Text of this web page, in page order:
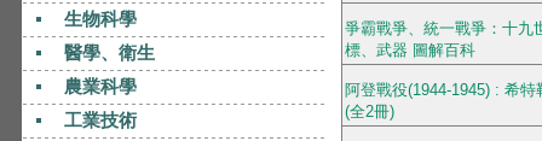
生物科學
醫學、衛生
農業科學
工業技術
爭霸戰爭、統一戰爭：十九
標、武器 圖解百科
阿登戰役(1944-1945) : 希特
(全2冊)